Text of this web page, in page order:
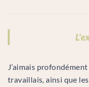
J’aimais
travaillais, ainsi que